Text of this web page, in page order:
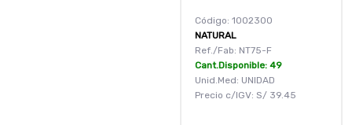
Código: 1002300
NATURAL
Ref./Fab: NT75-F
Cant.Disponible: 49
Unid.Med: UNIDAD
Precio c/IGV: S/ 39.45